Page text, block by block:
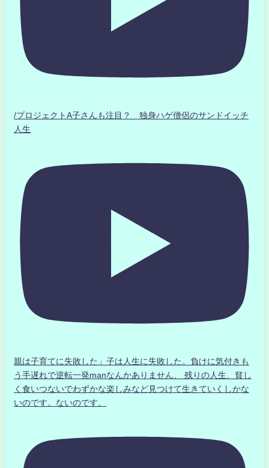
/プロジェクトA子さんも注目？ 独身ハゲ僧侶のサンドイッチ
人生
親は子育てに失敗した」子は人生に失敗した。負けに気付きも
う手遅れで逆転一発manなんかありません、 残りの人生、貧し
く食いつないでわずかな楽しみなど見つけて生きていくしかな
いのです。ないのです。